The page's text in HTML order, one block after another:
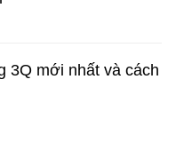
3Q mới nhất và cách